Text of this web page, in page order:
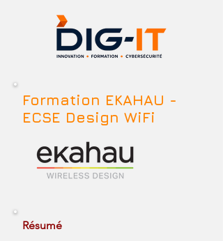
Formation EKAHAU -
ECSE Design WiFi
Résumé